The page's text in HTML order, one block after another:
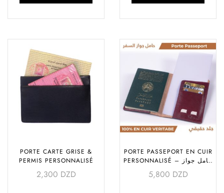
PORTE CARTE GRISE &
PERMIS PERSONNALISÉ
2,300 DZD
PORTE PASSEPORT EN CUIR
PERSONNALISÉ – حامل جواز
السفر5,800 DZD